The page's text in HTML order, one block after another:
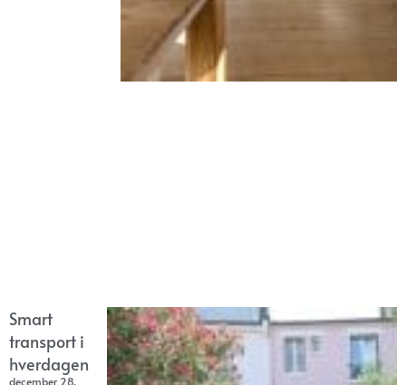
Smart
transport i
hverdagen
december 28,